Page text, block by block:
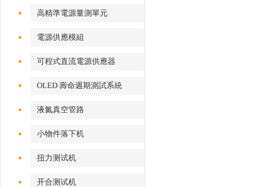
高精準電源量測單元
電源供應模組
可程式直流電源供應器
OLED 壽命週期測試系統
液氮真空管路
小物件落下机
扭力测试机
开合测试机